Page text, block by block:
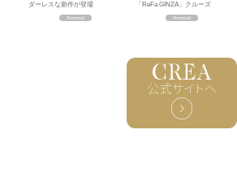
ダーレスな新作が登場
「ReFa GINZA」クルーズ